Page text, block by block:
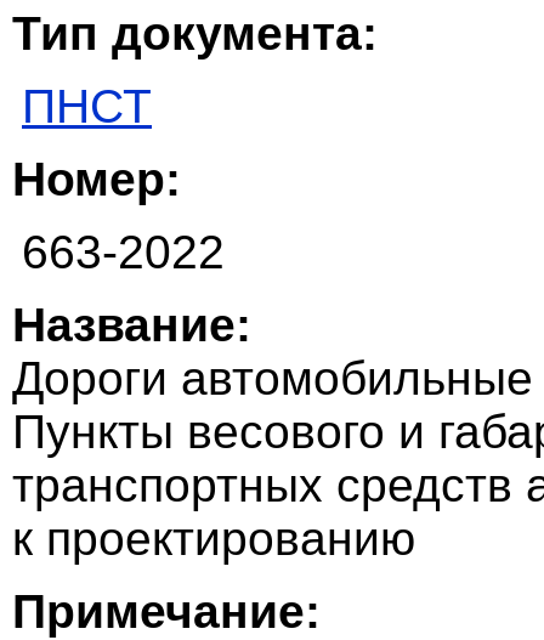
Тип документа:
ПНСТ
Номер:
663-2022
Название:
Дороги
Пункты весового и
транспортных средств
к проектированию
Примечание: